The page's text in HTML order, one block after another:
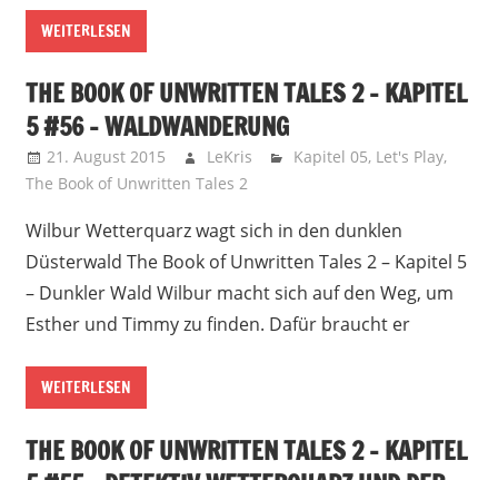
WEITERLESEN
THE BOOK OF UNWRITTEN TALES 2 – KAPITEL
5 #56 – WALDWANDERUNG
21. August 2015 LeKris Kapitel 05, Let's Play,
The Book of Unwritten Tales 2
Wilbur Wetterquarz wagt sich in den dunklen
Düsterwald The Book of Unwritten Tales 2 – Kapitel 5
– Dunkler Wald Wilbur macht sich auf den Weg, um
Esther und Timmy zu finden. Dafür braucht er
WEITERLESEN
THE BOOK OF UNWRITTEN TALES 2 – KAPITEL